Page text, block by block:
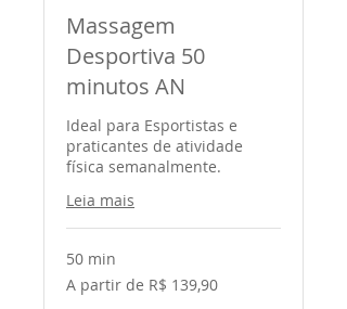
Massagem
Desportiva 50
minutos AN
Ideal para Esportistas e
praticantes de atividade
física semanalmente.
Leia mais
50 min
A
partir
A partir de R$ 139,90